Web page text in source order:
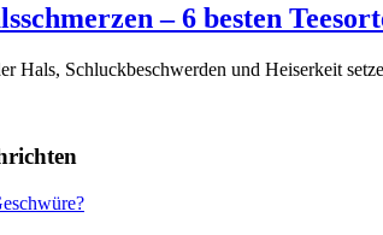
– 6 besten
Hals, Schluckbeschwerden und Heiserkeit